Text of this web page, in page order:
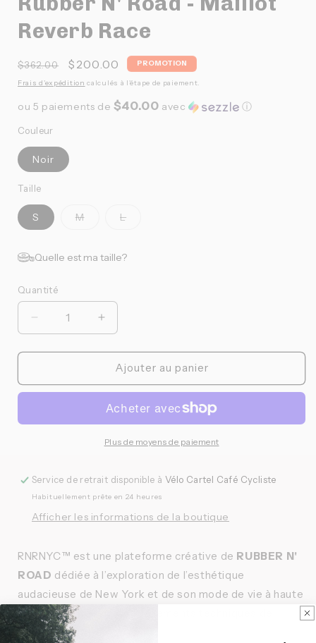
Reverb Race
Prix
habituel
$362.00
Prix
promotionnel
$200.00 PROMOTION
Frais d'expédition calculés à l'étape de paiement.
ou 5 paiements de $40.00 avec ⓘ
Couleur
Noir
Taille
S MVariante
LVariante
Quelle est ma taille?
Quantité
Quantité
Réduire
la
quantité
Rubber
-
Augmenter
la
quantité
Rubber
Road
-
Maillot
Ajouter au panier
Plus de moyens de paiement
Service de retrait disponible à Vélo Cartel Café Cycliste
Habituellement prête en 24 heures
Afficher les informations de la boutique
RNRNYC™ est une plateforme créative de RUBBER N'
ROAD dédiée à l’exploration de l’esthétique
audacieuse de New York et de son mode de vie à haute
intensité, à travers des vêtements techniques de
première qualité.